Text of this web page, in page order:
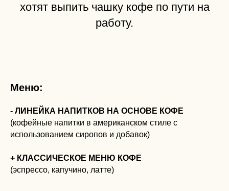
хотят выпить чашку кофе по пути на
работу.
Меню:
- ЛИНЕЙКА НАПИТКОВ НА ОСНОВЕ КОФЕ
(кофейные напитки в американском стиле с
использованием сиропов и добавок)
+ КЛАССИЧЕСКОЕ МЕНЮ КОФЕ
(эспрессо, капучино, латте)